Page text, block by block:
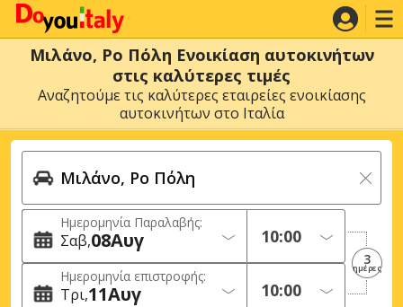
Μιλάνο, Ρο Πόλη Ενοικίαση αυτοκινήτων
στις καλύτερες τιμές
Αναζητούμε τις καλύτερες εταιρείες ενοικίασης
αυτοκινήτων στο Ιταλία
Ημερομηνία Παραλαβής:
Σαβ 08Αυγ
Ημερομηνία επιστροφής:
Τρι 11Αυγ
3
ημέρες